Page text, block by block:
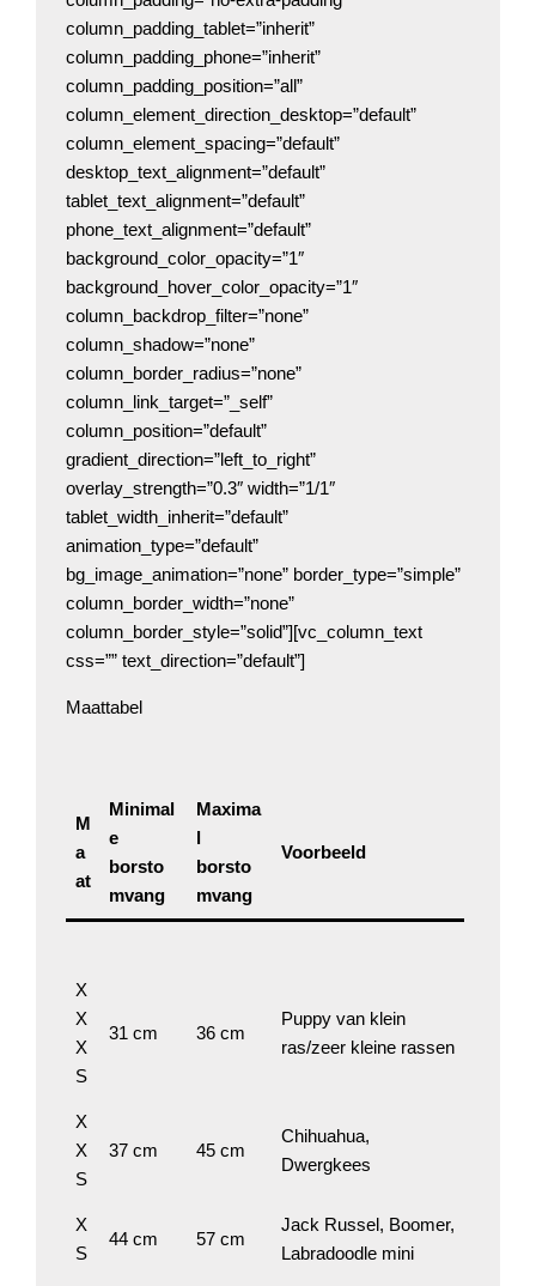
column_padding_tablet=”inherit”
column_padding_phone=”inherit”
column_padding_position=”all”
column_element_direction_desktop=”default”
column_element_spacing=”default”
desktop_text_alignment=”default”
tablet_text_alignment=”default”
phone_text_alignment=”default”
background_color_opacity=”1″
background_hover_color_opacity=”1″
column_backdrop_filter=”none”
column_shadow=”none”
column_border_radius=”none”
column_link_target=”_self”
column_position=”default”
gradient_direction=”left_to_right”
overlay_strength=”0.3″ width=”1/1″
tablet_width_inherit=”default”
animation_type=”default”
bg_image_animation=”none” border_type=”simple”
column_border_width=”none”
column_border_style=”solid”][vc_column_text
css=”” text_direction=”default”]
Maattabel
M
a
at
Minimal
e
borsto
mvang
Maxima
l
borsto
mvang
Voorbeeld
X
X
X
S
31 cm 36 cm
Puppy van klein
ras/zeer kleine rassen
X
X
S
37 cm 45 cm
Chihuahua,
Dwergkees
X
S
44 cm 57 cm
Jack Russel, Boomer,
Labradoodle mini